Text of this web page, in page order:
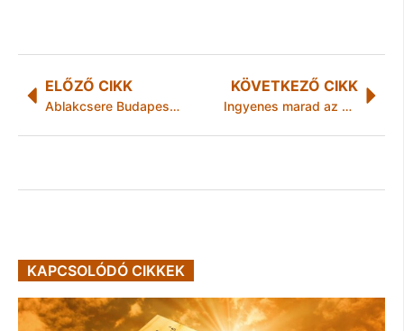
ELŐZŐ CIKK
Ablakcsere Budapesten? Mutatjuk a lépéseket!
KÖVETKEZŐ CIKK
Ingyenes marad az M30-as autópálya miskolci elkerülő szakasza!
KAPCSOLÓDÓ CIKKEK